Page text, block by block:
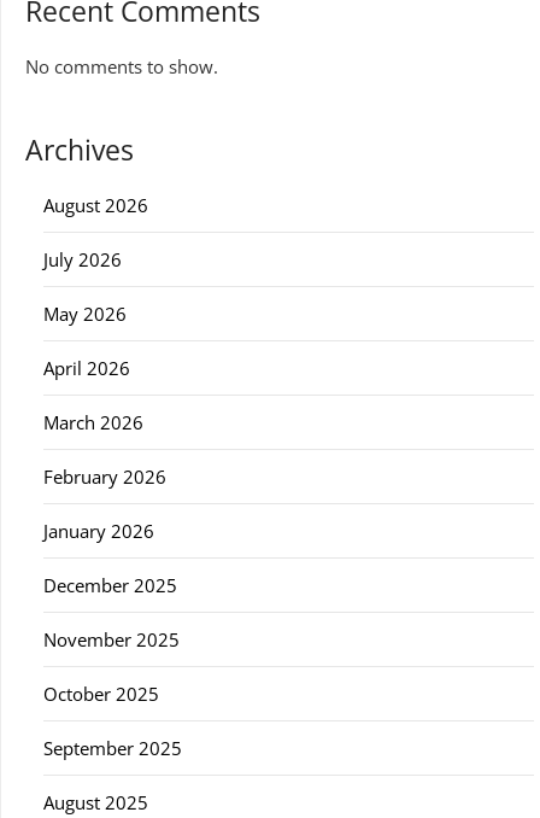
Recent Comments
No comments to show.
Archives
August 2026
July 2026
May 2026
April 2026
March 2026
February 2026
January 2026
December 2025
November 2025
October 2025
September 2025
August 2025